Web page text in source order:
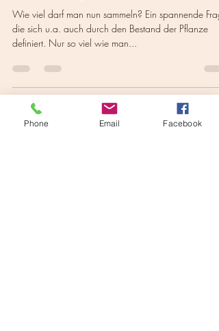
Vom richtigen Sammeln
die sich u.a. auch durch den Bestand der Pflanze
definiert. Nur so viel wie man...
Phone Email Facebook